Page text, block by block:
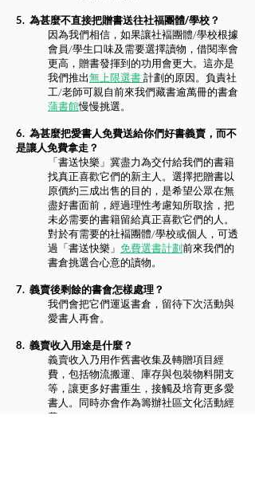
5. 為甚麼不直接把贈書送往社福團體/學校？
因為我們相信，如果讓社褔團體/學校根據
會員/學生口味及需要選擇讀物，借閱率會
更高，贈書發揮到的功用會更大。這亦是
我們推出無上限選書計劃的原因。負責社
工/老師可親自前來我們藏書逾萬冊的書倉
蒲書館慢慢挑選。
6. 為甚麼把愛書人免費送給你們好書義賣，而不
是讓人免費拿走？
「書送快樂」冀盡力為交付給我們的書籍
找真正喜歡它們的新主人。選擇把贈書以
原價約三成出售的目的，是希望公眾在無
盡好書面前，經過理性考慮知所取捨，把
未必需要的書籍留給真正喜歡它們的人。
​對於有需要的社褔團體/學校或個人，可透
過「書送快樂」 免費選書計劃前來我們的
書倉挑選合心意的讀物。
7. 義賣後剩餘的書會怎樣處理？
​我們會把它們運返書倉，留待下次活動與
愛書人再會。
8. 義賣收入用途是什麼？
義賣收入乃用作舊書收集及轉贈項目經
費，包括物流搬運、庫存與包裝物料開支
等，讓更多好書重生，接觸及培育更多愛
書人。同時亦會作為籌辦社區文化活動經
費。